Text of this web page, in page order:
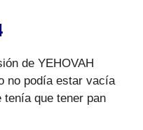
de YEHOVAH
no podía estar vacía
tenía que tener pan